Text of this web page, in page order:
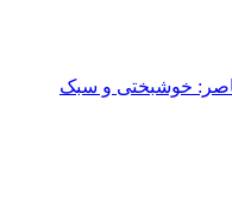
خوشبختی و سبک